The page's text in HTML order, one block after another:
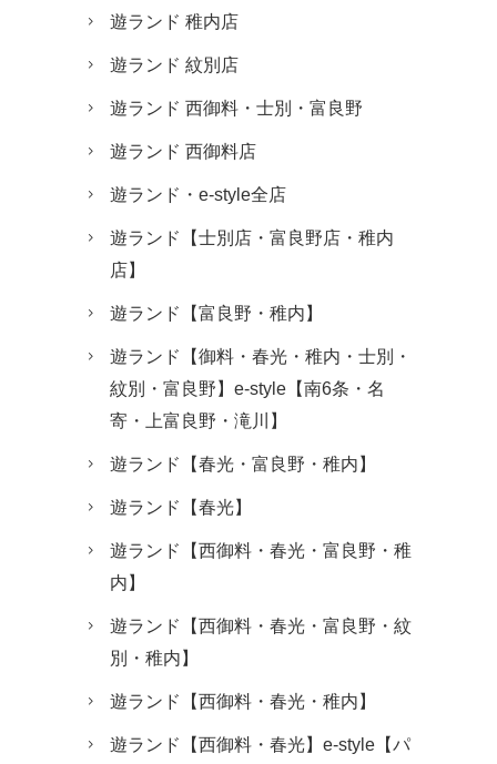
遊ランド 稚内店
遊ランド 紋別店
遊ランド 西御料・士別・富良野
遊ランド 西御料店
遊ランド・e-style全店
遊ランド【士別店・富良野店・稚内
店】
遊ランド【富良野・稚内】
遊ランド【御料・春光・稚内・士別・
紋別・富良野】e-style【南6条・名
寄・上富良野・滝川】
遊ランド【春光・富良野・稚内】
遊ランド【春光】
遊ランド【西御料・春光・富良野・稚
内】
遊ランド【西御料・春光・富良野・紋
別・稚内】
遊ランド【西御料・春光・稚内】
遊ランド【西御料・春光】e-style【パ